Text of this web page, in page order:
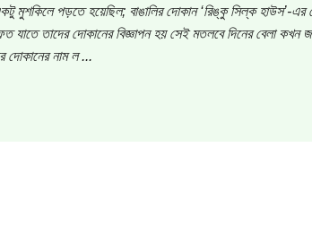
মুশকিলে পড়তে হয়েছিল; বাঙালির দোকান ‘রিঙ্কু সিল্ক হাউস’-
যাতে তাদের দোকানের বিজ্ঞাপন হয় সেই মতলবে দিনের বেলা কখন
দোকানের নাম ল ...